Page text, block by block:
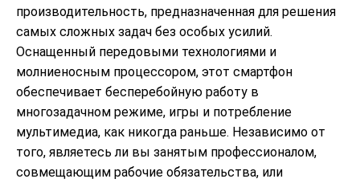
производительность, предназначенная для решения
самых сложных задач без особых усилий.
Оснащенный передовыми технологиями и
молниеносным процессором, этот смартфон
обеспечивает бесперебойную работу в
многозадачном режиме, игры и потребление
мультимедиа, как никогда раньше. Независимо от
того, являетесь ли вы занятым профессионалом,
совмещающим рабочие обязательства, или